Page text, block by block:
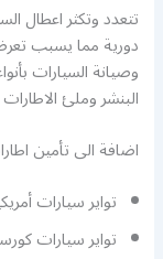
تتعدد وتكثر اعطال
دورية مما يسبب
وصيانة السيارات
البنشر وملئ
اضافة الى تأمين
تواير سيارات
تواير سيارات